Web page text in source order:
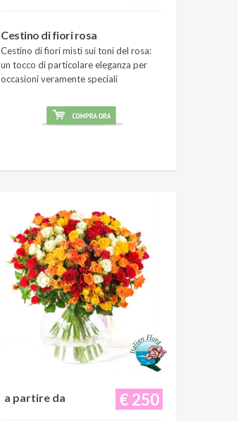
Cestino di fiori rosa
Cestino di fiori misti sui toni del rosa:
un tocco di particolare eleganza per
occasioni veramente speciali
€ 250
a partire da